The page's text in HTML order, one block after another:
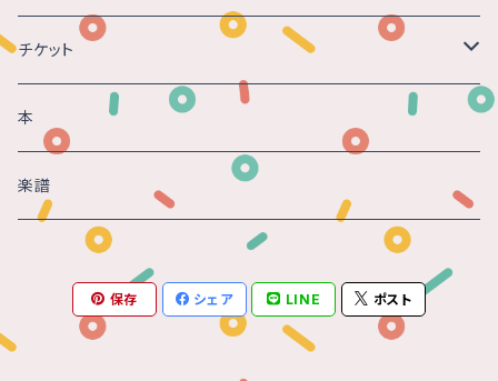
チケット
Gasparo -時の砂 - 2018@神戸
本
楽譜
保存 シェア LINE ポスト